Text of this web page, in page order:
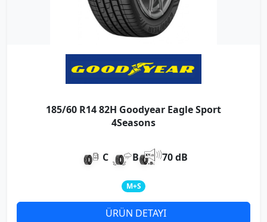
185/60 R14 82H Goodyear Eagle Sport
4Seasons
C B 70 dB
M+S
ÜRÜN DETAYI